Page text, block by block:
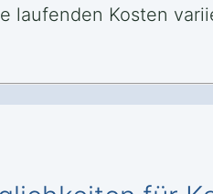
laufenden Kosten